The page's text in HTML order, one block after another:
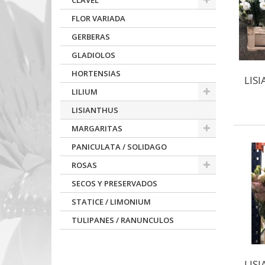
FLOR VARIADA
GERBERAS
GLADIOLOS
HORTENSIAS
LILIUM
LISIANTHUS
MARGARITAS
PANICULATA / SOLIDAGO
ROSAS
SECOS Y PRESERVADOS
STATICE / LIMONIUM
TULIPANES / RANUNCULOS